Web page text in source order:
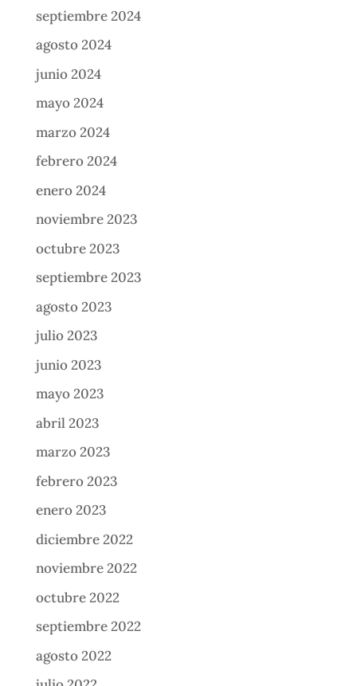
septiembre 2024
agosto 2024
junio 2024
mayo 2024
marzo 2024
febrero 2024
enero 2024
noviembre 2023
octubre 2023
septiembre 2023
agosto 2023
julio 2023
junio 2023
mayo 2023
abril 2023
marzo 2023
febrero 2023
enero 2023
diciembre 2022
noviembre 2022
octubre 2022
septiembre 2022
agosto 2022